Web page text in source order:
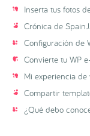
Inserta tus fotos
Crónica de
Configuración de
Convierte tu WP
Mi experiencia
Compartir
¿Qué debo